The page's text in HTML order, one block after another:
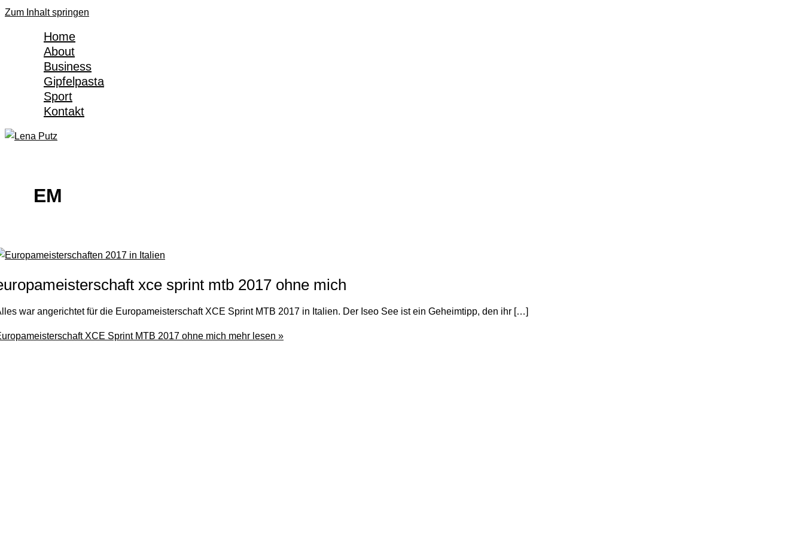
Zum Inhalt springen
Home
About
Business
Gipfelpasta
Sport
Kontakt
EM
xce sprint mtb 2017 ohne mich
war angerichtet für die Europameisterschaft XCE Sprint MTB 2017 in Italien. Der Iseo See ist ein Geheimtipp, den ihr […]
XCE Sprint MTB 2017 ohne mich mehr lesen »